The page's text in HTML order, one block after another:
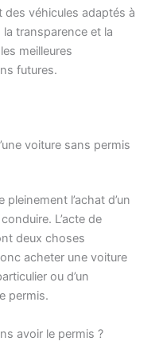
véhicules adaptés à
transparence et la
meilleures
futures.
voiture sans permis
l’achat d’un
L’acte de
deux choses
acheter une voiture
ou d’un
permis.
avoir le permis ?